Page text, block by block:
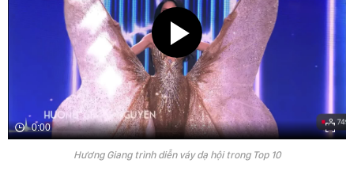
0:00
Hương Giang trình diễn váy dạ hội trong Top 10